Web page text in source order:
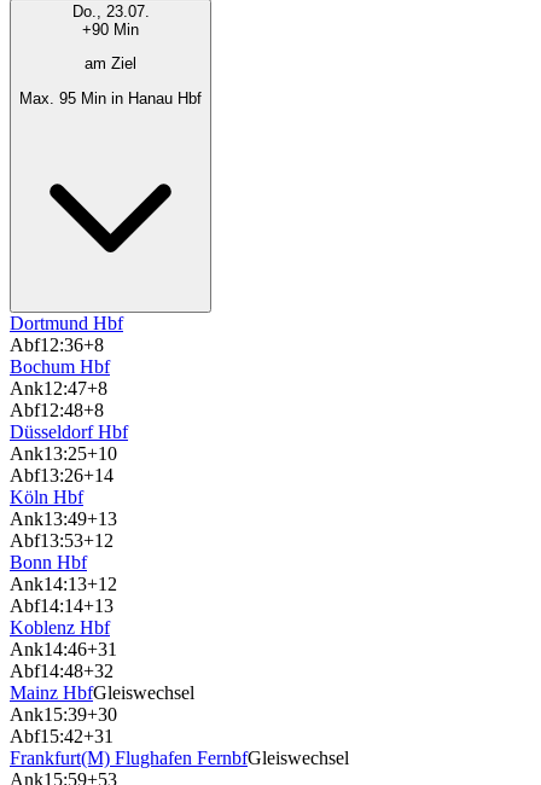
Do., 23.07.
+90 Min
am Ziel
Max. 95 Min in Hanau Hbf
Dortmund Hbf
Abf12:36+8
Bochum Hbf
Ank12:47+8
Abf12:48+8
Düsseldorf Hbf
Ank13:25+10
Abf13:26+14
Köln Hbf
Ank13:49+13
Abf13:53+12
Bonn Hbf
Ank14:13+12
Abf14:14+13
Koblenz Hbf
Ank14:46+31
Abf14:48+32
Mainz HbfGleiswechsel
Ank15:39+30
Abf15:42+31
Frankfurt(M) Flughafen FernbfGleiswechsel
Ank15:59+53